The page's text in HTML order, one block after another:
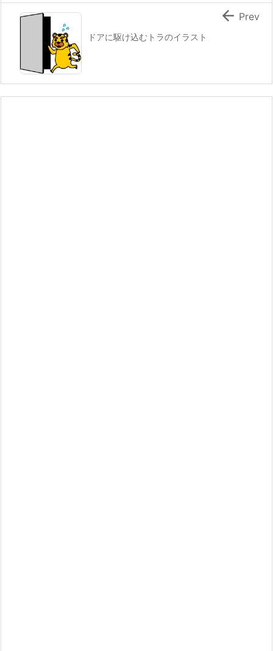
ドアに駆け込むトラのイラスト
 Prev